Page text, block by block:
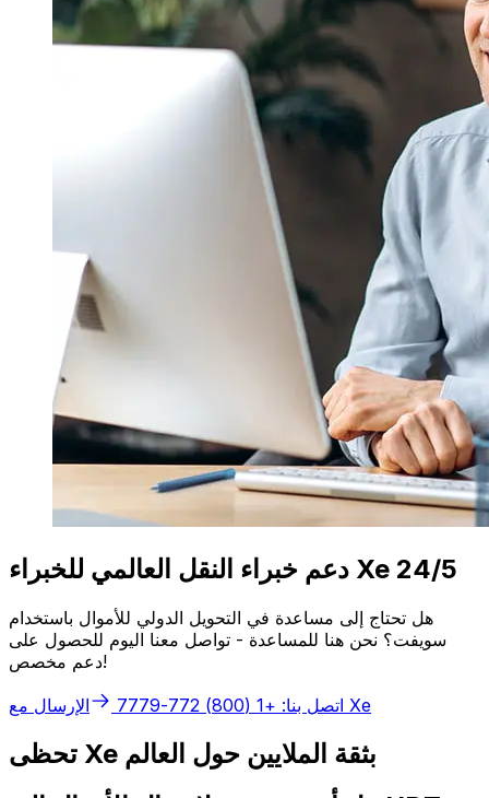
دعم خبراء النقل العالمي للخبراء Xe 24/5
هل تحتاج إلى مساعدة في التحويل الدولي للأموال باستخدام
سويفت؟ نحن هنا للمساعدة - تواصل معنا اليوم للحصول على
دعم مخصص!
اتصل بنا: +1 (800) 772-7779 الإرسال مع Xe
تحظى Xe بثقة الملايين حول العالم